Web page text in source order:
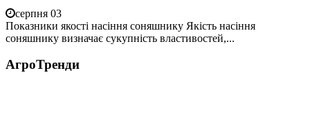
серпня 03
Показники якості насіння соняшнику Якість насіння
соняшнику визначає сукупність властивостей,...
АгроТренди